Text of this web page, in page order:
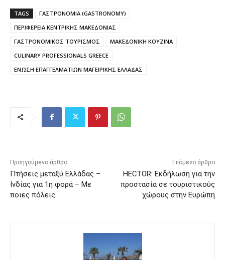
TAGS
ΓΑΣΤΡΟΝΟΜΙΑ (GASTRONOMY)
ΠΕΡΙΦΕΡΕΙΑ ΚΕΝΤΡΙΚΗΣ ΜΑΚΕΔΟΝΙΑΣ
ΓΑΣΤΡΟΝΟΜΙΚΟΣ ΤΟΥΡΙΣΜΟΣ
ΜΑΚΕΔΟΝΙΚΗ ΚΟΥΖΙΝΑ
CULINARY PROFESSIONALS GREECE
ΕΝΩΣΗ ΕΠΑΓΓΕΛΜΑΤΙΩΝ ΜΑΓΕΙΡΙΚΗΣ ΕΛΛΑΔΑΣ
Προηγούμενο άρθρο
Πτήσεις μεταξύ Ελλάδας –
Ινδίας για 1η φορά – Με
ποιες πόλεις
Επόμενο άρθρο
HECTOR: Εκδήλωση για την
προστασία σε τουριστικούς
χώρους στην Ευρώπη